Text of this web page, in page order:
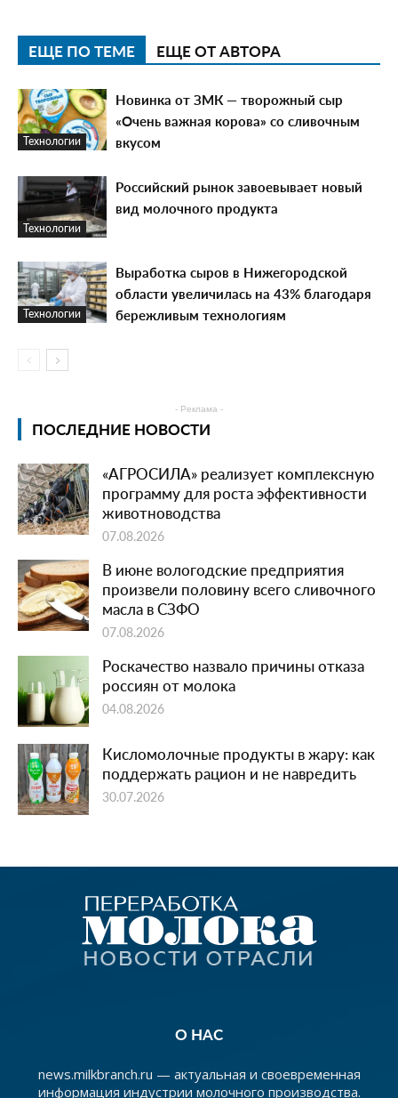
ЕЩЕ ПО ТЕМЕ ЕЩЕ ОТ АВТОРА
Технологии
Новинка от ЗМК — творожный сыр
«Очень важная корова» со сливочным
вкусом
Технологии
Российский рынок завоевывает новый
вид молочного продукта
Технологии
Выработка сыров в Нижегородской
области увеличилась на 43% благодаря
бережливым технологиям
- Реклама -
ПОСЛЕДНИЕ НОВОСТИ
«АГРОСИЛА» реализует комплексную
программу для роста эффективности
животноводства
07.08.2026
В июне вологодские предприятия
произвели половину всего сливочного
масла в СЗФО
07.08.2026
Роскачество назвало причины отказа
россиян от молока
04.08.2026
Кисломолочные продукты в жару: как
поддержать рацион и не навредить
30.07.2026
О НАС
news.milkbranch.ru — актуальная и своевременная
информация индустрии молочного производства.